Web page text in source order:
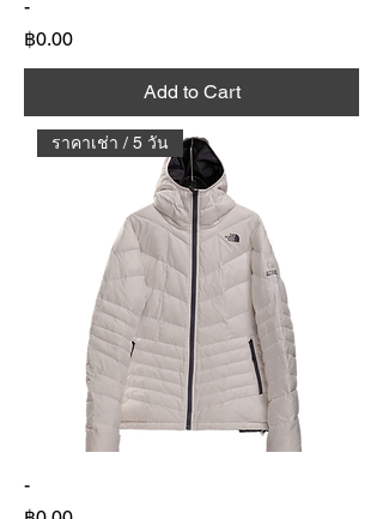
-
Price
฿0.00
Add to Cart
ราคาเช่า / 5 วัน
-